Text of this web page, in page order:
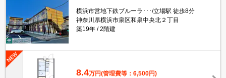
横浜市営地下鉄ブルーラ･･･/立場駅 徒歩8分
神奈川県横浜市泉区和泉中央北２丁目
築19年
2階建
8.4万円(管理費等：6,500円)